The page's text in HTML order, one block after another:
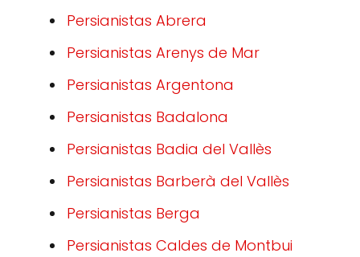
Persianistas Abrera
Persianistas Arenys de Mar
Persianistas Argentona
Persianistas Badalona
Persianistas Badia del Vallès
Persianistas Barberà del Vallès
Persianistas Berga
Persianistas Caldes de Montbui